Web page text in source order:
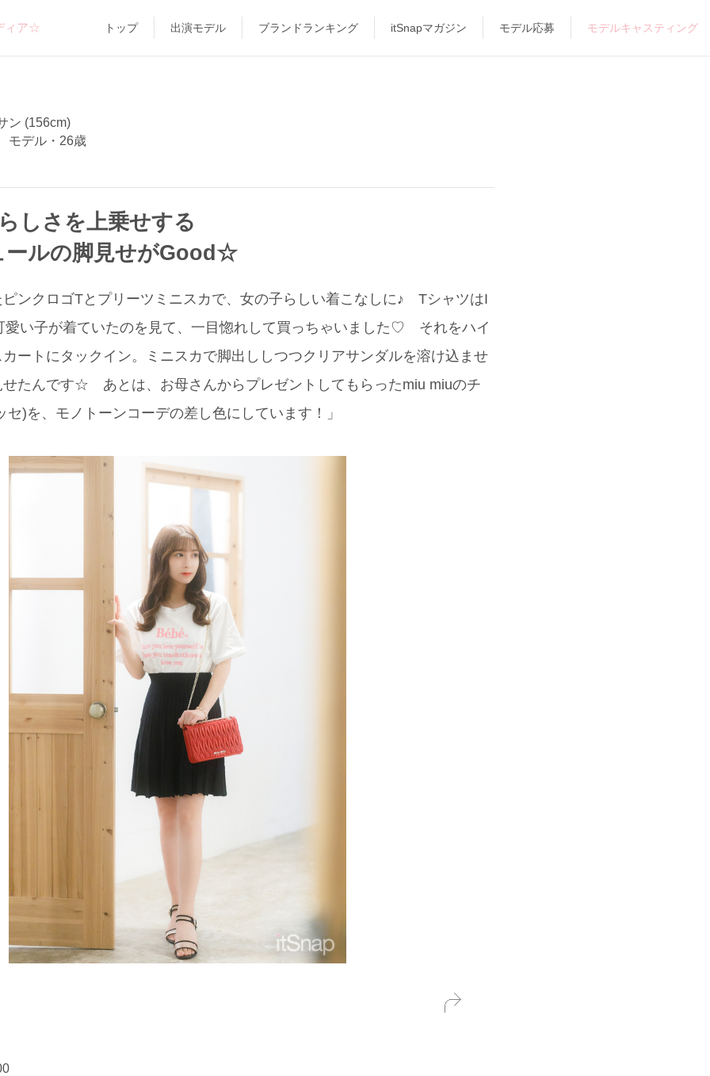
ィア☆ トップ 出演モデル ブランドランキング itSnapマガジン モデル応募 モデルキャスティング
ン (156cm)
モデル・26歳
しさを上乗せする
ールの脚見せがGood☆
ンクロゴTとプリーツミニスカで、女の子らしい着こなしに♪ TシャツはI
愛い子が着ていたのを見て、一目惚れして買っちゃいました♡ それをハイ
ートにタックイン。ミニスカで脚出ししつつクリアサンダルを溶け込ませ
せたんです☆ あとは、お母さんからプレゼントしてもらったmiu miuのチ
)を、モノトーンコーデの差し色にしています！」